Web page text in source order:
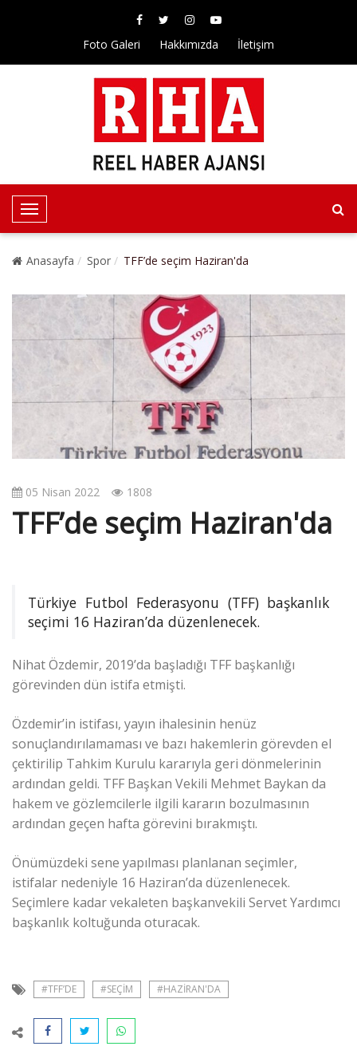
Foto Galeri Hakkımızda İletişim
T
o
g
N
g
i
n
Anasayfa Spor TFF’de seçim Haziran'da
05 Nisan 2022 1808
TFF’de seçim Haziran'da
Türkiye Futbol Federasyonu (TFF) başkanlık
seçimi 16 Haziran’da düzenlenecek.
Nihat Özdemir, 2019’da başladığı TFF başkanlığı
görevinden dün istifa etmişti.
Özdemir’in istifası, yayın ihalesinin henüz
sonuçlandırılamaması ve bazı hakemlerin görevden el
çektirilip Tahkim Kurulu kararıyla geri dönmelerinin
ardından geldi. TFF Başkan Vekili Mehmet Baykan da
hakem ve gözlemcilerle ilgili kararın bozulmasının
ardından geçen hafta görevini bırakmıştı.
Önümüzdeki sene yapılması planlanan seçimler,
istifalar nedeniyle 16 Haziran’da düzenlenecek.
Seçimlere kadar vekaleten başkanvekili Servet Yardımcı
başkanlık koltuğunda oturacak.
#TFF’DE #SEÇIM #HAZIRAN'DA